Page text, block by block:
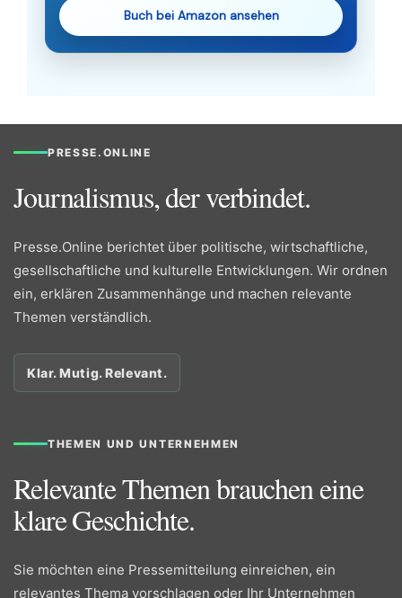
Buch bei Amazon ansehen
PRESSE.ONLINE
Journalismus, der verbindet.
Presse.Online berichtet über politische, wirtschaftliche,
gesellschaftliche und kulturelle Entwicklungen. Wir ordnen
ein, erklären Zusammenhänge und machen relevante
Themen verständlich.
Klar. Mutig. Relevant.
THEMEN UND UNTERNEHMEN
Relevante Themen brauchen eine
klare Geschichte.
Sie möchten eine Pressemitteilung einreichen, ein
relevantes Thema vorschlagen oder Ihr Unternehmen